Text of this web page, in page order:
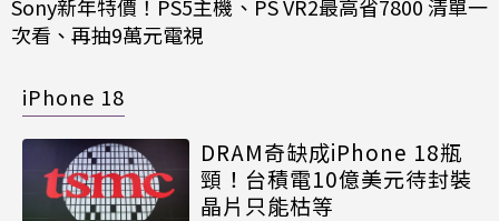
Sony新年特價！PS5主機、PS VR2最高省7800 清單一
次看、再抽9萬元電視
iPhone 18
DRAM奇缺成iPhone 18瓶
頸！台積電10億美元待封裝
晶片只能枯等